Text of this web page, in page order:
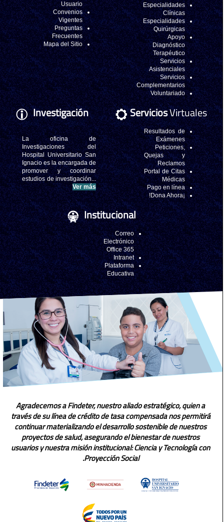
Especialidades
Clínicas
Especialidades
Quirúrgicas
Apoyo
Diagnóstico
Terapéutico
Servicios
Asistenciales
Servicios
Complementarios
Voluntariado
Usuario
Convenios
Vigentes
Preguntas
Frecuentes
Mapa del Sitio
ServiciosVirtuales
Resultados de
Exámenes
Peticiones,
Quejas y
Reclamos
Portal de Citas
Médicas
Pago en línea
¡Dona Ahora!
Investigación
La oficina de
Investigaciones del
Hospital Universitario San
Ignacio es la encargada de
promover y coordinar
estudios de investigación...
Ver más
Institucional
Correo
Electrónico
Office 365
Intranet
Plataforma
Educativa
Agradecemos a Findeter, nuestro aliado estratégico, quien a
través de su línea de crédito de tasa compensada nos permitirá
continuar materializando el desarrollo sostenible de nuestros
proyectos de salud, asegurando el bienestar de nuestros
usuarios y nuestra misión institucional: Ciencia y Tecnología con
Proyección Social.